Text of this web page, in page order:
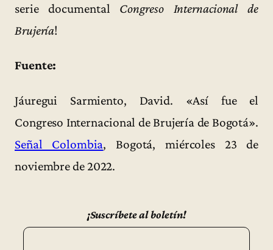
serie documental Congreso Internacional de
Brujería!
Fuente:
Jáuregui Sarmiento, David. «Así fue el
Congreso Internacional de Brujería de Bogotá».
Señal Colombia, Bogotá, miércoles 23 de
noviembre de 2022.
¡Suscríbete al boletín!